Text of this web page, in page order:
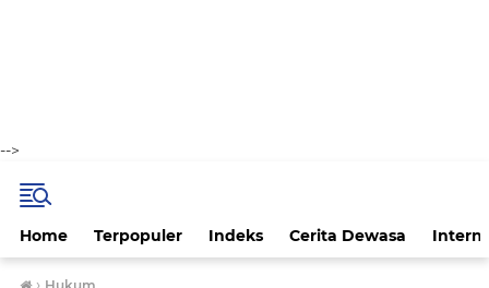
-->
Home Terpopuler Indeks Cerita Dewasa